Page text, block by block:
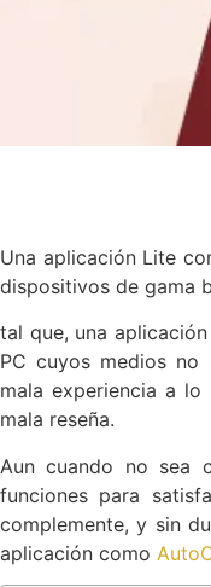
Una aplicación Lite
dispositivos de gama
tal que, una
PC cuyos medios no
mala experiencia a
mala reseña.
Aun cuando no sea
funciones para
complemente, y sin
aplicación como